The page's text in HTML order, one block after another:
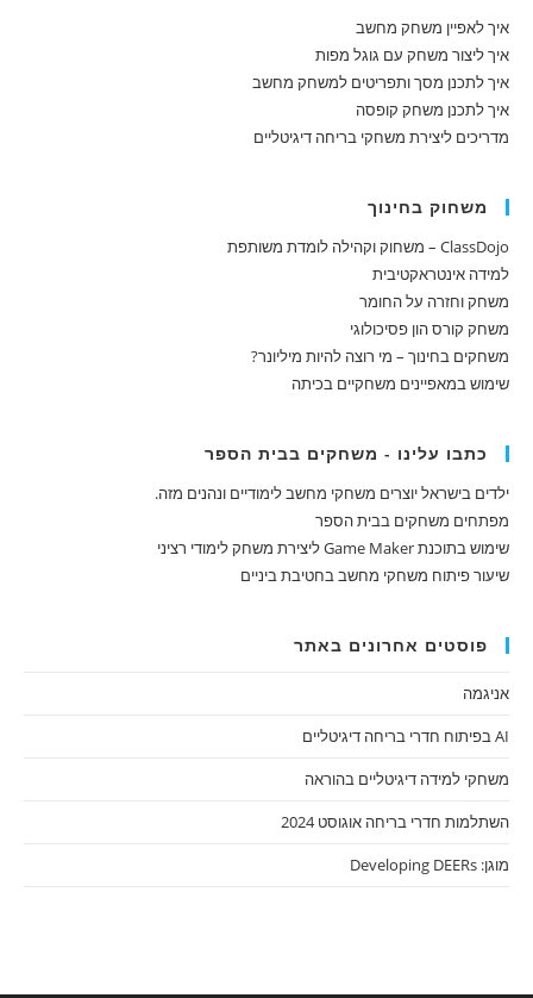
איך לאפיין משחק מחשב
איך ליצור משחק עם גוגל מפות
איך לתכנן מסך ותפריטים למשחק מחשב
איך לתכנן משחק קופסה
מדריכים ליצירת משחקי בריחה דיגיטליים
משחוק בחינוך
ClassDojo – משחוק וקהילה לומדת משותפת
למידה אינטראקטיבית
משחק וחזרה על החומר
משחק קורס הון פסיכולוגי
משחקים בחינוך – מי רוצה להיות מיליונר?
שימוש במאפיינים משחקיים בכיתה
כתבו עלינו - משחקים בבית הספר
ילדים בישראל יוצרים משחקי מחשב לימודיים ונהנים מזה.
מפתחים משחקים בבית הספר
שימוש בתוכנת Game Maker ליצירת משחק לימודי רציני
שיעור פיתוח משחקי מחשב בחטיבת ביניים
פוסטים אחרונים באתר
אניגמה
AI בפיתוח חדרי בריחה דיגיטליים
משחקי למידה דיגיטליים בהוראה
השתלמות חדרי בריחה אוגוסט 2024
מוגן: Developing DEERs